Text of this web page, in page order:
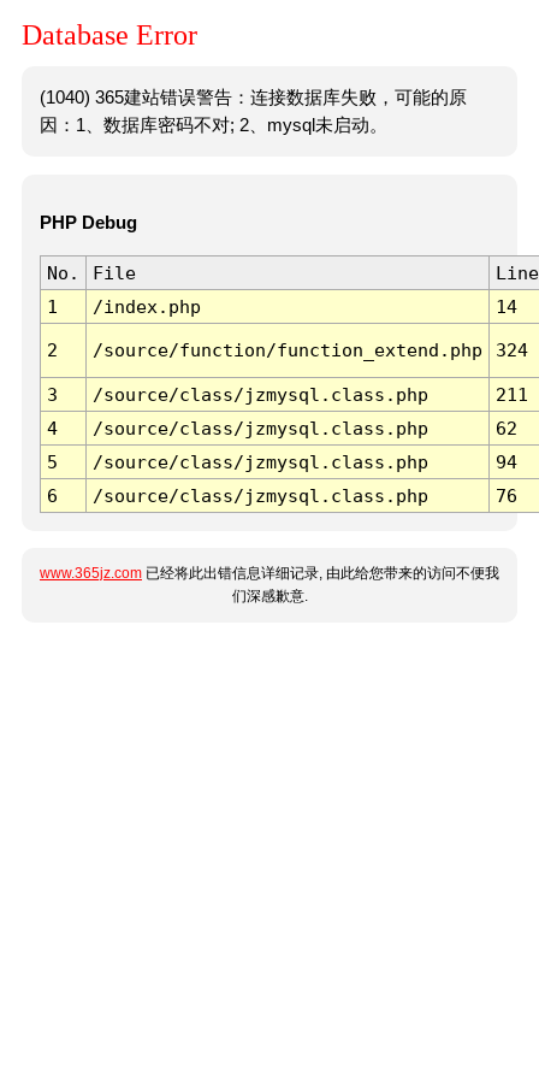
Database Error
(1040) 365建站错误警告：连接数据库失败，可能的原
因：1、数据库密码不对; 2、mysql未启动。
PHP Debug
No. File
Line
1
/index.php 14
2 /source/function/function_extend.php 324
3 /source/class/jzmysql.class.php
211
4
/source/class/jzmysql.class.php
62
5
/source/class/jzmysql.class.php
94
6
/source/class/jzmysql.class.php 76
www.365jz.com 已经将此出错信息详细记录, 由此给您带来的访问不便我
们深感歉意.